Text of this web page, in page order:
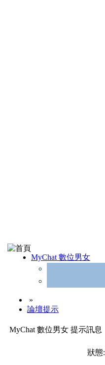
MyChat 數位男女
»
論壇提示
MyChat 數位男女 提示訊息
狀態